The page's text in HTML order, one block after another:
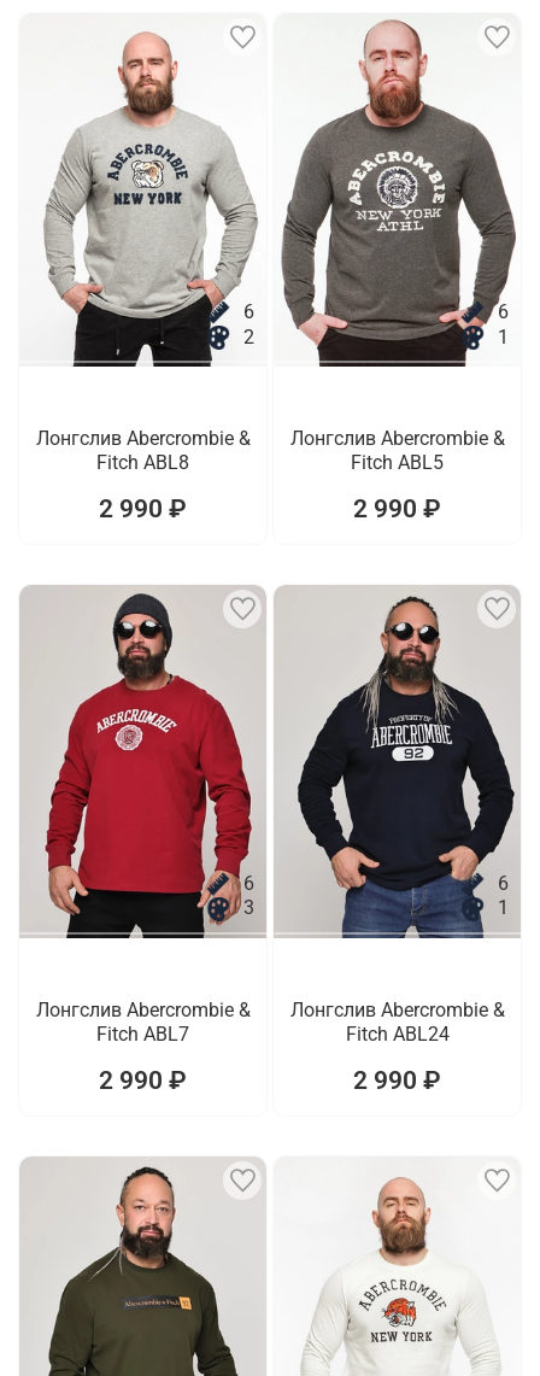
6
2
Лонгслив Abercrombie &
Fitch ABL8
2 990 ₽
6
1
Лонгслив Abercrombie &
Fitch ABL5
2 990 ₽
6
3
Лонгслив Abercrombie &
Fitch ABL7
2 990 ₽
6
1
Лонгслив Abercrombie &
Fitch ABL24
2 990 ₽